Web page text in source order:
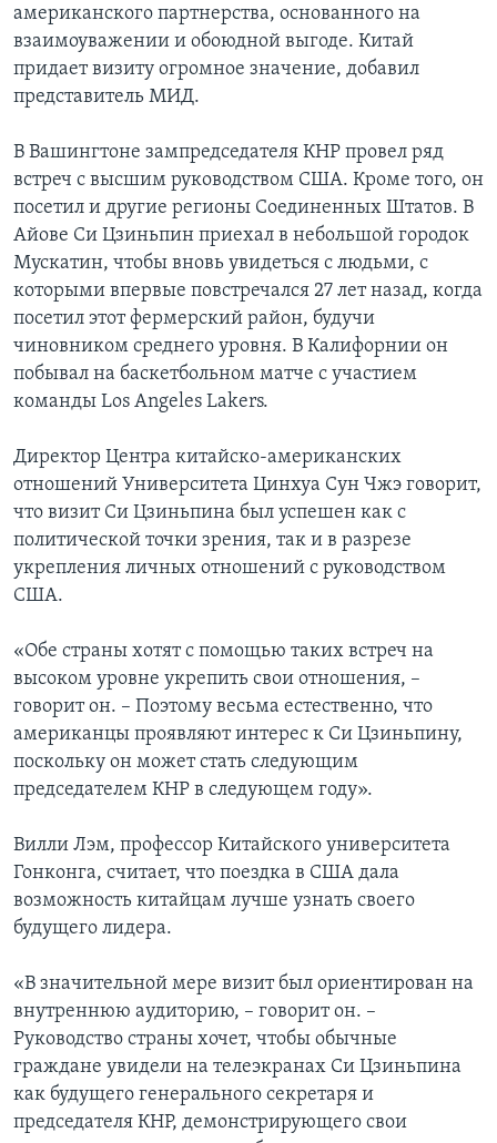
американского партнерства, основанного на
взаимоуважении и обоюдной выгоде. Китай
придает визиту огромное значение, добавил
представитель МИД.
В Вашингтоне зампредседателя КНР провел ряд
встреч с высшим руководством США. Кроме того, он
посетил и другие регионы Соединенных Штатов. В
Айове Си Цзиньпин приехал в небольшой городок
Мускатин, чтобы вновь увидеться с людьми, с
которыми впервые повстречался 27 лет назад, когда
посетил этот фермерский район, будучи
чиновником среднего уровня. В Калифорнии он
побывал на баскетбольном матче с участием
команды Los Angeles Lakers.
Директор Центра китайско-американских
отношений Университета Цинхуа Сун Чжэ говорит,
что визит Си Цзиньпина был успешен как с
политической точки зрения, так и в разрезе
укрепления личных отношений с руководством
США.
«Обе страны хотят с помощью таких встреч на
высоком уровне укрепить свои отношения, –
говорит он. – Поэтому весьма естественно, что
американцы проявляют интерес к Си Цзиньпину,
поскольку он может стать следующим
председателем КНР в следующем году».
Вилли Лэм, профессор Китайского университета
Гонконга, считает, что поездка в США дала
возможность китайцам лучше узнать своего
будущего лидера.
«В значительной мере визит был ориентирован на
внутреннюю аудиторию, – говорит он. –
Руководство страны хочет, чтобы обычные
граждане увидели на телеэкранах Си Цзиньпина
как будущего генерального секретаря и
председателя КНР, демонстрирующего свои